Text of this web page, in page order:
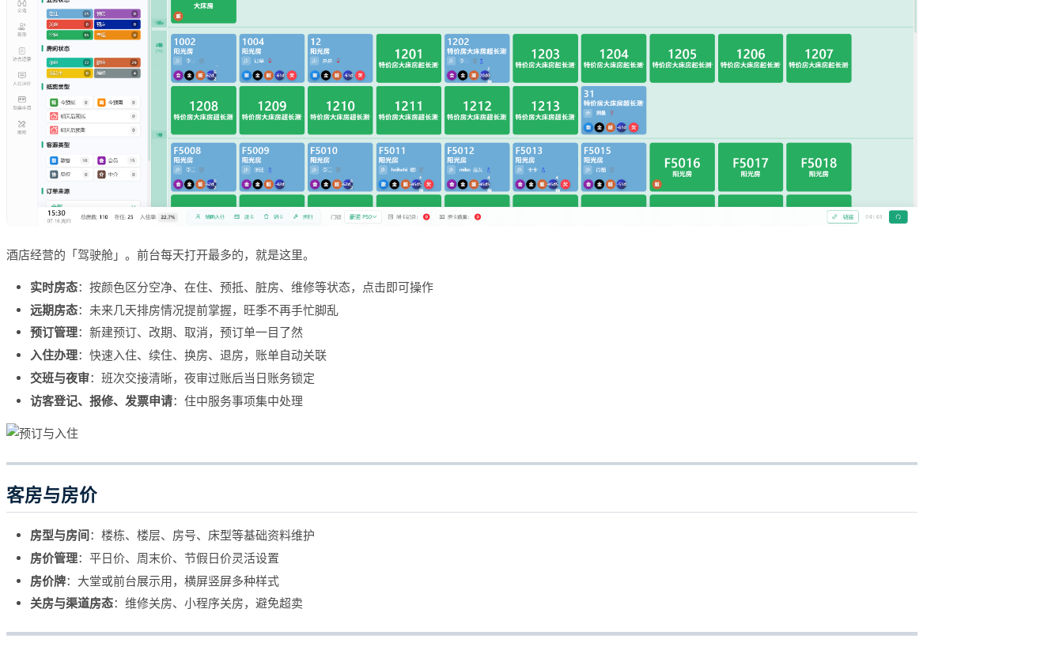
酒店经营的「驾驶舱」。前台每天打开最多的，就是这里。
实时房态：按颜色区分空净、在住、预抵、脏房、维修等状态，点击即可操作
远期房态：未来几天排房情况提前掌握，旺季不再手忙脚乱
预订管理：新建预订、改期、取消，预订单一目了然
入住办理：快速入住、续住、换房、退房，账单自动关联
交班与夜审：班次交接清晰，夜审过账后当日账务锁定
访客登记、报修、发票申请：住中服务事项集中处理
客房与房价
房型与房间：楼栋、楼层、房号、床型等基础资料维护
房价管理：平日价、周末价、节假日价灵活设置
房价牌：大堂或前台展示用，横屏竖屏多种样式
关房与渠道房态：维修关房、小程序关房，避免超卖